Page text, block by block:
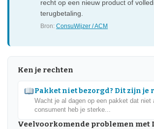
recht op een nieuw product of
terugbetaling.
Bron:ConsuWijzer / ACM
Ken je rechten
Pakket niet bezorgd? Dit zijn je
Wacht je al dagen op een pakket dat niet
consument heb je sterke...
Veelvoorkomende problemen met